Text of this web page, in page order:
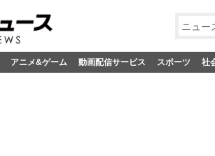
ニュー
アニメ&ゲーム 動画配信サービス スポーツ 社